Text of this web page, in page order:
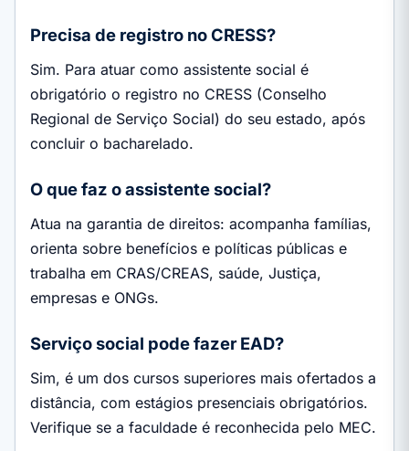
Precisa de registro no CRESS?
Sim. Para atuar como assistente social é
obrigatório o registro no CRESS (Conselho
Regional de Serviço Social) do seu estado, após
concluir o bacharelado.
O que faz o assistente social?
Atua na garantia de direitos: acompanha famílias,
orienta sobre benefícios e políticas públicas e
trabalha em CRAS/CREAS, saúde, Justiça,
empresas e ONGs.
Serviço social pode fazer EAD?
Sim, é um dos cursos superiores mais ofertados a
distância, com estágios presenciais obrigatórios.
Verifique se a faculdade é reconhecida pelo MEC.